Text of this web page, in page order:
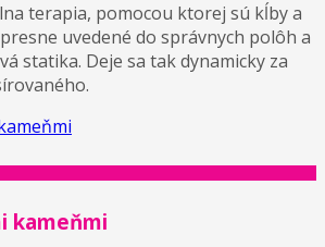
terapia, pomocou ktorej sú kĺby a
uvedené do správnych polôh a
statika. Deje sa tak dynamicky za
kameňmi